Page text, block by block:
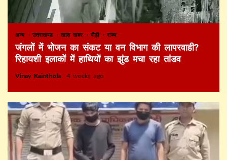
अन्य उत्तराखण्ड खास खबर पौड़ी राज्य
जंगलों में भोजन का संकट या वन विभाग की लापरवाही?
रिहायशी इलाकों में हाथियों का झुंड मचा रहा तांडव
Vinay Kainthola 4 weeks ago